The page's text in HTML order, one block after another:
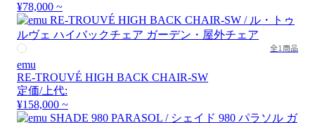
¥78,000 ~
全1商品
emu
RE-TROUVÉ HIGH BACK CHAIR-SW
定価/上代:
¥158,000 ~